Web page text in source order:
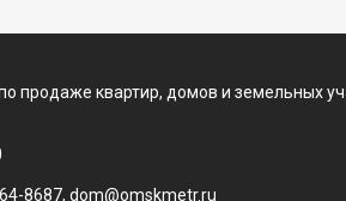
продаже квартир, домов и земельных
8687, dom@omskmetr.ru